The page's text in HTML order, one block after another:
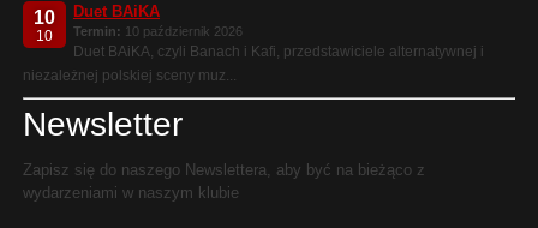
10
10
Duet BAiKA
Termin: 10 październik 2026
Duet BAiKA, czyli Banach i Kafi, przedstawiciele alternatywnej i
niezależnej polskiej sceny muz...
Newsletter
Zapisz się do naszego Newslettera, aby być na bieżąco z
wydarzeniami w naszym klubie